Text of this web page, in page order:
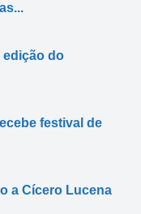
edição do
festival de
a Cícero Lucena